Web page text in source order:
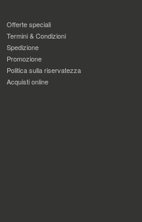
Offerte speciali
Termini & Condizioni
Spedizione
Promozione
Politica sulla riservatezza
Acquisti online